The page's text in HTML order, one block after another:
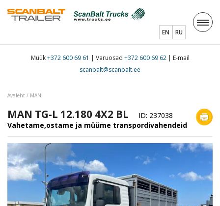
EN RU
Müük+372 600 69 61 | Varuosad +372 600 69 62| E-mail
scanbalt@scanbalt.ee
Avaleht / MAN
MAN TG-L 12.180 4X2 BL
ID: 237038
Vahetame,ostame ja müüme transpordivahendeid